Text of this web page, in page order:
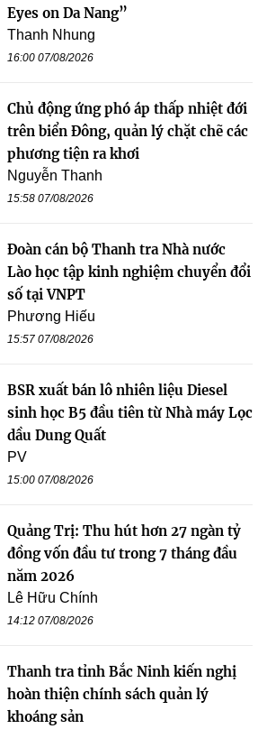
Eyes on Da Nang”
Thanh Nhung
16:00 07/08/2026
Chủ động ứng phó áp thấp nhiệt đới
trên biển Đông, quản lý chặt chẽ các
phương tiện ra khơi
Nguyễn Thanh
15:58 07/08/2026
Đoàn cán bộ Thanh tra Nhà nước
Lào học tập kinh nghiệm chuyển đổi
số tại VNPT
Phương Hiếu
15:57 07/08/2026
BSR xuất bán lô nhiên liệu Diesel
sinh học B5 đầu tiên từ Nhà máy Lọc
dầu Dung Quất
PV
15:00 07/08/2026
Quảng Trị: Thu hút hơn 27 ngàn tỷ
đồng vốn đầu tư trong 7 tháng đầu
năm 2026
Lê Hữu Chính
14:12 07/08/2026
Thanh tra tỉnh Bắc Ninh kiến nghị
hoàn thiện chính sách quản lý
khoáng sản